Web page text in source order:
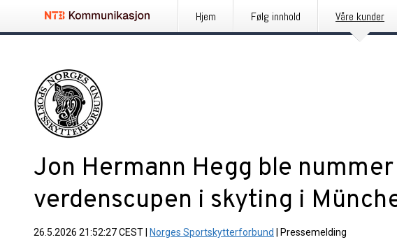
Hjem Følg innhold Våre kunder
Jon Hermann Hegg ble
verdenscupen i skyting i
26.5.2026 21:52:27 CEST Norges Sportskytterforbund Pressemelding